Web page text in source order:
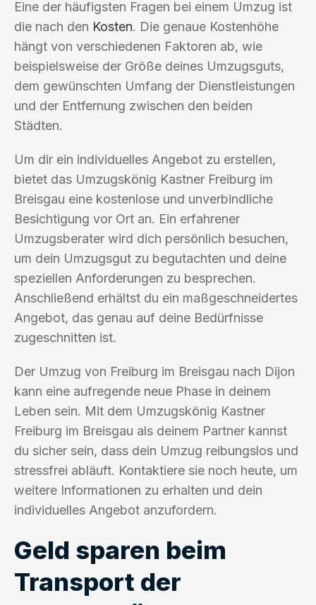
Eine der häufigsten Fragen bei einem Umzug ist
die nach den Kosten. Die genaue Kostenhöhe
hängt von verschiedenen Faktoren ab, wie
beispielsweise der Größe deines Umzugsguts,
dem gewünschten Umfang der Dienstleistungen
und der Entfernung zwischen den beiden
Städten.
Um dir ein individuelles Angebot zu erstellen,
bietet das Umzugskönig Kastner Freiburg im
Breisgau eine kostenlose und unverbindliche
Besichtigung vor Ort an. Ein erfahrener
Umzugsberater wird dich persönlich besuchen,
um dein Umzugsgut zu begutachten und deine
speziellen Anforderungen zu besprechen.
Anschließend erhältst du ein maßgeschneidertes
Angebot, das genau auf deine Bedürfnisse
zugeschnitten ist.
Der Umzug von Freiburg im Breisgau nach Dijon
kann eine aufregende neue Phase in deinem
Leben sein. Mit dem Umzugskönig Kastner
Freiburg im Breisgau als deinem Partner kannst
du sicher sein, dass dein Umzug reibungslos und
stressfrei abläuft. Kontaktiere sie noch heute, um
weitere Informationen zu erhalten und dein
individuelles Angebot anzufordern.
Geld sparen beim
Transport der